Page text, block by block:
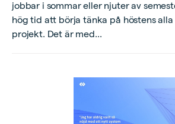
jobbar i sommar eller njuter av
hög tid att börja tänka på höstens alla
projekt. Det är med...